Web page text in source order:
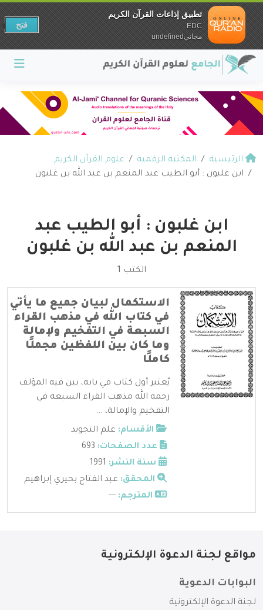
الرئيسية المكتبة الرقمية
علوم القرآن الكريم
ابن غلبون : أبو الطيب عبد المنعم بن عبد الله بن غلبون
ابن غلبون : أبو الطيب عبد
المنعم بن عبد الله بن غلبون
الكتب 1
الاستكمال لبيان جميع ما يأتي
في كتاب الله في مذهب القراء
السبعة في التفخيم ولإمالة
وما كان بين اللفظين مجملًا
كاملًا
يُعتبر أول كتاب في بابه، بين فيه المؤلف
رحمه الله مذهب القراء السبعة في
التفخيم والإمالة، ...
الأقسام: علم التجويد
عدد الصفحات:
سنة النشر:
المحقق: عبد الفتاح بحيري إبراهيم
المترجم: ---
مواقع لجنة الدعوة الإلكترونية
البوابات الدعوية
لجنة الدعوة الإلكترونية
تطبيق إذاعات القرآن الكريم
EDC
مجانيundefined
فتح